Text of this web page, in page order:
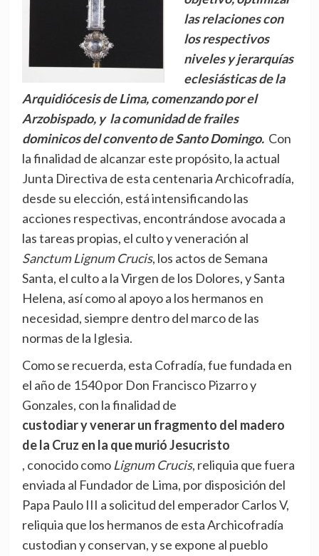
las relaciones con
los respectivos
niveles y jerarquías
eclesiásticas de la
Arquidiócesis de Lima, comenzando por el
Arzobispado, y la comunidad de frailes
dominicos del convento de Santo Domingo. Con
la finalidad de alcanzar este propósito, la actual
Junta Directiva de esta centenaria Archicofradía,
desde su elección, está intensificando las
acciones respectivas, encontrándose avocada a
las tareas propias, el culto y veneración al
Sanctum Lignum Crucis, los actos de Semana
Santa, el culto a la Virgen de los Dolores, y Santa
Helena, así como al apoyo a los hermanos en
necesidad, siempre dentro del marco de las
normas de la Iglesia.
Como se recuerda, esta Cofradía, fue fundada en
el año de 1540 por Don Francisco Pizarro y
Gonzales, con la finalidad de
custodiar y venerar un fragmento del madero
de la Cruz en la que murió Jesucristo
, conocido comoLignum Crucis, reliquia que fuera
enviada al Fundador de Lima, por disposición del
Papa Paulo III a solicitud del emperador Carlos V,
reliquia que los hermanos de esta Archicofradía
custodian y conservan, y se expone al pueblo